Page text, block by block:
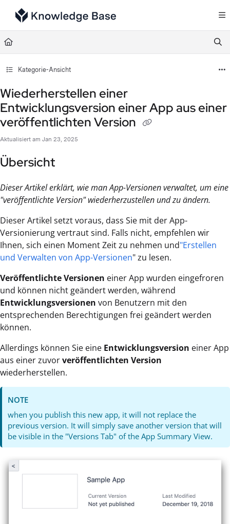
Documentation Index
Fetch the complete documentation index at:
Use this file to discover all available pages before exploring further.
Kategorie-Ansicht
Wiederherstellen einer
Entwicklungsversion einer App aus einer
veröffentlichten Version
Aktualisiert am Jan 23, 2025
Übersicht
Dieser Artikel erklärt, wie man App-Versionen verwaltet, um eine
"veröffentlichte Version" wiederherzustellen und zu ändern.
Dieser Artikel setzt voraus, dass Sie mit der App-
Versionierung vertraut sind. Falls nicht, empfehlen wir
Ihnen, sich einen Moment Zeit zu nehmen und"Erstellen
und Verwalten von App-Versionen" zu lesen.
Veröffentlichte Versionen einer App wurden eingefroren
und können nicht geändert werden, während
Entwicklungsversionen von Benutzern mit den
entsprechenden Berechtigungen frei geändert werden
können.
Allerdings können Sie eine Entwicklungsversion einer App
aus einer zuvorveröffentlichten Version
wiederherstellen.
NOTE
when you publish this new app, it will not replace the
previous version. It will simply save another version that will
be visible in the "Versions Tab" of the App Summary View.